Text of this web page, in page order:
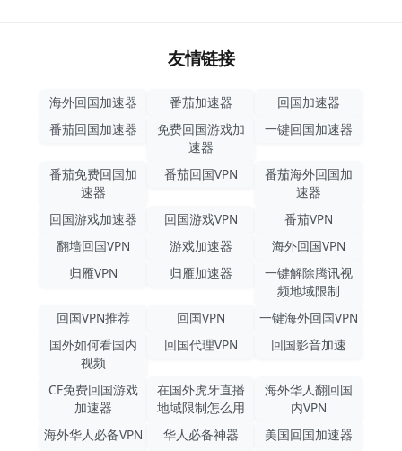
友情链接
海外回国加速器 番茄加速器
回国加速器
番茄回国加速器
免费回国游戏加
速器
一键回国加速器
番茄免费回国加
速器
番茄回国VPN
番茄海外回国加
速器
回国游戏加速器
回国游戏VPN
番茄VPN
翻墙回国VPN
游戏加速器
海外回国VPN
归雁VPN
归雁加速器
一键解除腾讯视
频地域限制
回国VPN推荐
回国VPN
一键海外回国VPN
国外如何看国内
视频
回国代理VPN 回国影音加速
CF免费回国游戏
加速器
在国外虎牙直播
地域限制怎么用
海外华人翻回国
内VPN
海外华人必备VPN
华人必备神器
美国回国加速器